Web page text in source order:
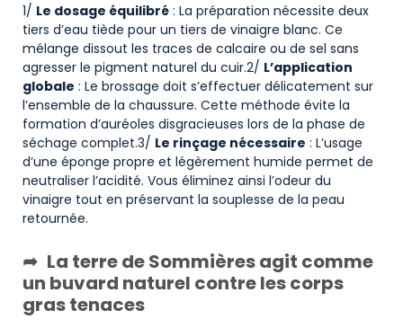
1/ Le dosage équilibré : La préparation nécessite deux
tiers d’eau tiède pour un tiers de vinaigre blanc. Ce
mélange dissout les traces de calcaire ou de sel sans
agresser le pigment naturel du cuir.2/ L’application
globale : Le brossage doit s’effectuer délicatement sur
l’ensemble de la chaussure. Cette méthode évite la
formation d’auréoles disgracieuses lors de la phase de
séchage complet.3/ Le rinçage nécessaire : L’usage
d’une éponge propre et légèrement humide permet de
neutraliser l’acidité. Vous éliminez ainsi l’odeur du
vinaigre tout en préservant la souplesse de la peau
retournée.
La terre de Sommières agit comme
un buvard naturel contre les corps
gras tenaces